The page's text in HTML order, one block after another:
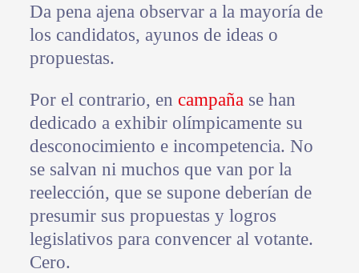
Da pena ajena observar a la mayoría de
los candidatos, ayunos de ideas o
propuestas.
Por el contrario, en campaña se han
dedicado a exhibir olímpicamente su
desconocimiento e incompetencia. No
se salvan ni muchos que van por la
reelección, que se supone deberían de
presumir sus propuestas y logros
legislativos para convencer al votante.
Cero.